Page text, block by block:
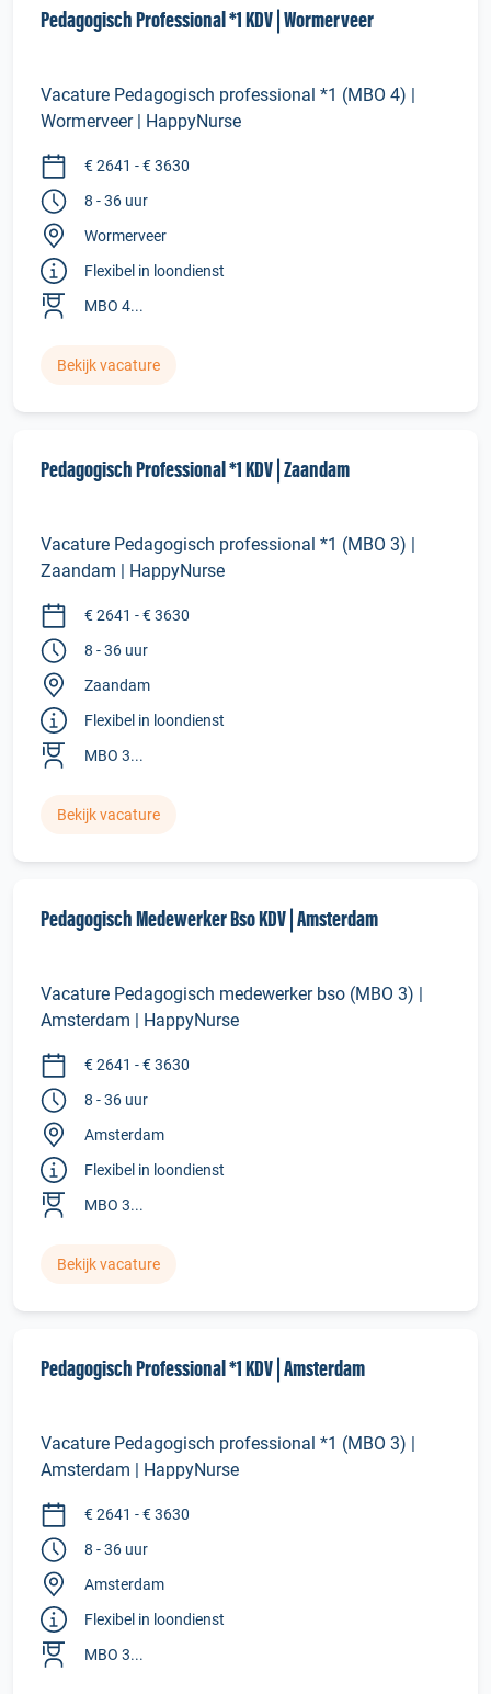
Pedagogisch Professional *1 KDV | Wormerveer
Vacature Pedagogisch professional *1 (MBO 4) |
Wormerveer | HappyNurse
€ 2641 - € 3630
8 - 36 uur
Wormerveer
Flexibel in loondienst
MBO 4...
Bekijk vacature
Pedagogisch Professional *1 KDV | Zaandam
Vacature Pedagogisch professional *1 (MBO 3) |
Zaandam | HappyNurse
€ 2641 - € 3630
8 - 36 uur
Zaandam
Flexibel in loondienst
MBO 3...
Bekijk vacature
Pedagogisch Medewerker Bso KDV | Amsterdam
Vacature Pedagogisch medewerker bso (MBO 3) |
Amsterdam | HappyNurse
€ 2641 - € 3630
8 - 36 uur
Amsterdam
Flexibel in loondienst
MBO 3...
Bekijk vacature
Pedagogisch Professional *1 KDV | Amsterdam
Vacature Pedagogisch professional *1 (MBO 3) |
Amsterdam | HappyNurse
€ 2641 - € 3630
8 - 36 uur
Amsterdam
Flexibel in loondienst
MBO 3...